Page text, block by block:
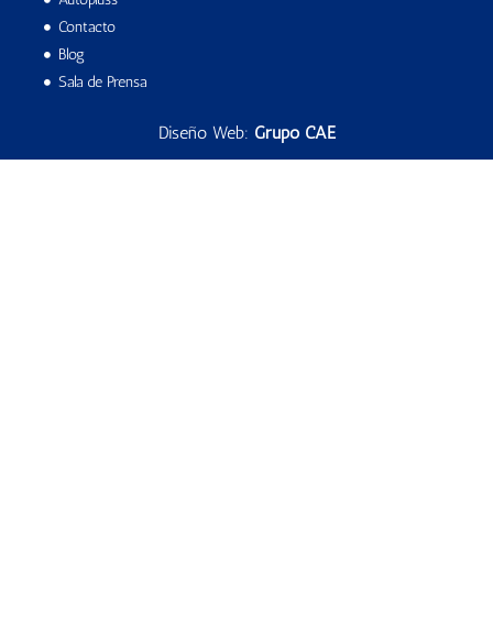
Contacto
Blog
Sala de Prensa
Diseño Web: Grupo CAE